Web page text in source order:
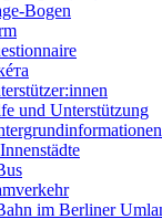
Bogen
und Unterstützung
im Berliner